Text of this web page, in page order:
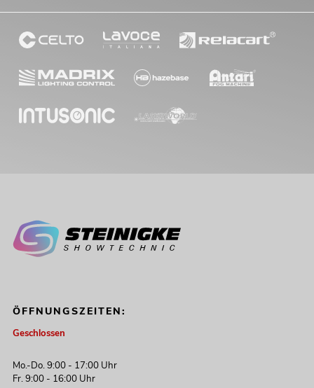
ÖFFNUNGSZEITEN:
Geschlossen
Mo.-Do. 9:00 - 17:00 Uhr
Fr. 9:00 - 16:00 Uhr